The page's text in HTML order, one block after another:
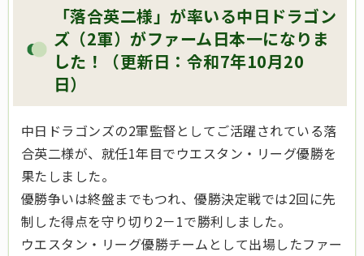
「落合英二様」が率いる中日ドラゴン
ズ（2軍）がファーム日本一になりま
した！（更新日：令和7年10月20
日）
中日ドラゴンズの2軍監督としてご活躍されている落
合英二様が、就任1年目でウエスタン・リーグ優勝を
果たしました。
優勝争いは終盤までもつれ、優勝決定戦では2回に先
制した得点を守り切り2－1で勝利しました。
ウエスタン・リーグ優勝チームとして出場したファー